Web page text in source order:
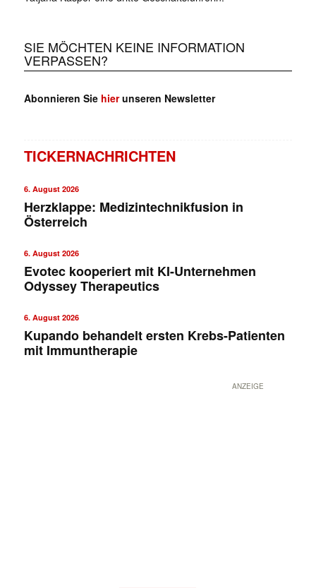
SIE MÖCHTEN KEINE INFORMATION
VERPASSEN?
Abonnieren Sie hierunseren Newsletter
TICKERNACHRICHTEN
6. August 2026
Herzklappe: Medizintechnikfusion in
Österreich
6. August 2026
Evotec kooperiert mit KI-Unternehmen
Odyssey Therapeutics
6. August 2026
Kupando behandelt ersten Krebs-Patienten
mit Immuntherapie
ANZEIGE